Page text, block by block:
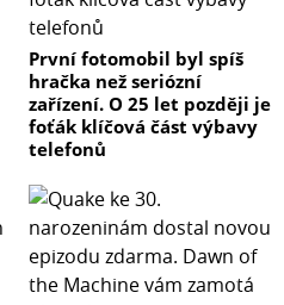
seznamy nebo plán dne. V
psaní, kreslení i
individuální řešení?
tabuli přesně podle svých
cenovou nabídku.
První fotomobil byl spíš
hračka než seriózní
zařízení. O 25 let později je
foťák klíčová část výbavy
telefonů